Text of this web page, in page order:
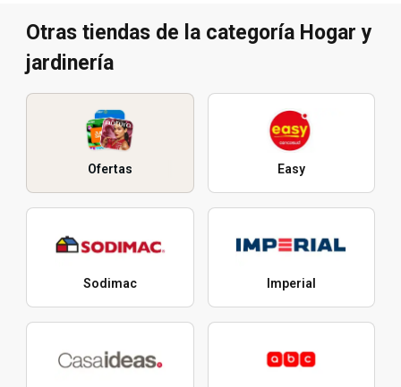
Otras tiendas de la categoría Hogar y
jardinería
Ofertas Easy
Sodimac Imperial